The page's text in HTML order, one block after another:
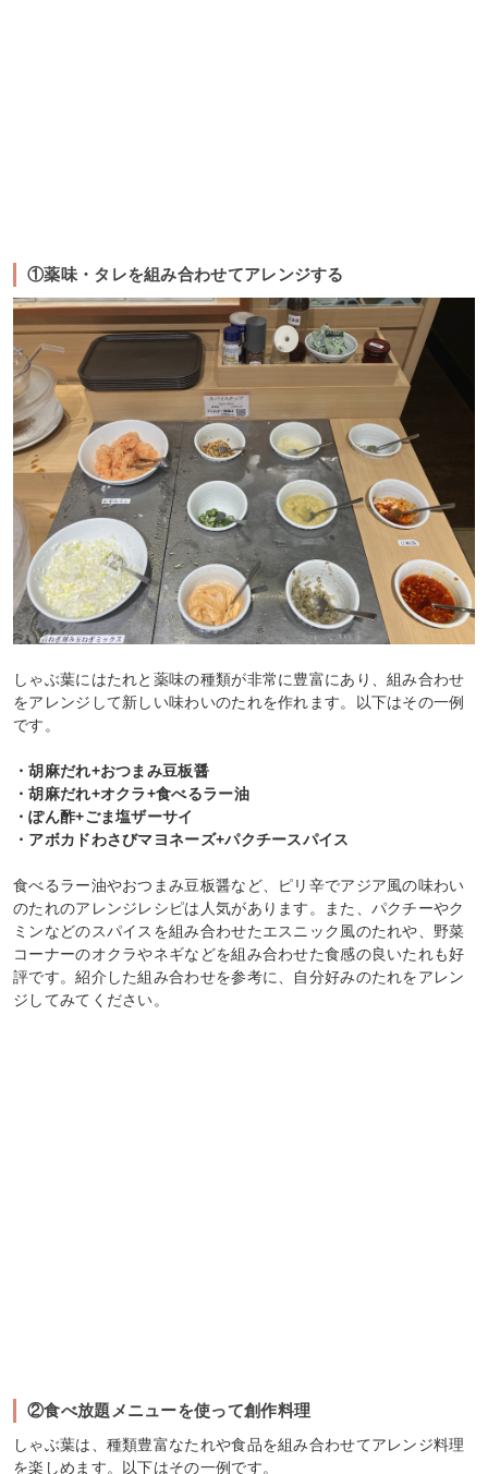
①薬味・タレを組み合わせてアレンジする
しゃぶ葉にはたれと薬味の種類が非常に豊富にあり、組み合わせ
をアレンジして新しい味わいのたれを作れます。以下はその一例
です。
・胡麻だれ+おつまみ豆板醤
・胡麻だれ+オクラ+食べるラー油
・ぽん酢+ごま塩ザーサイ
・アボカドわさびマヨネーズ+パクチースパイス
食べるラー油やおつまみ豆板醤など、ピリ辛でアジア風の味わい
のたれのアレンジレシピは人気があります。また、パクチーやク
ミンなどのスパイスを組み合わせたエスニック風のたれや、野菜
コーナーのオクラやネギなどを組み合わせた食感の良いたれも好
評です。紹介した組み合わせを参考に、自分好みのたれをアレン
ジしてみてください。
②食べ放題メニューを使って創作料理
しゃぶ葉は、種類豊富なたれや食品を組み合わせてアレンジ料理
を楽しめます。以下はその一例です。